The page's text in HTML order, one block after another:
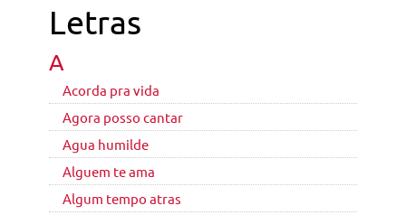
Letras
A
Acorda pra vida
Agora posso cantar
Agua humilde
Alguem te ama
Algum tempo atras